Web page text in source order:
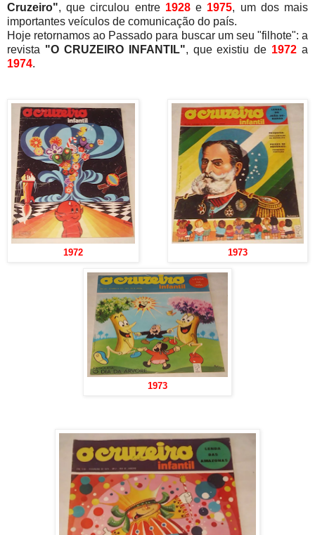
Cruzeiro", que circulou entre 1928e 1975, um dos mais
importantes veículos de comunicação do país.
Hoje retornamos ao Passado para buscar um seu "filhote": a
revista "O CRUZEIRO INFANTIL", que existiu de 1972 a
1974.
1972 1973
1973